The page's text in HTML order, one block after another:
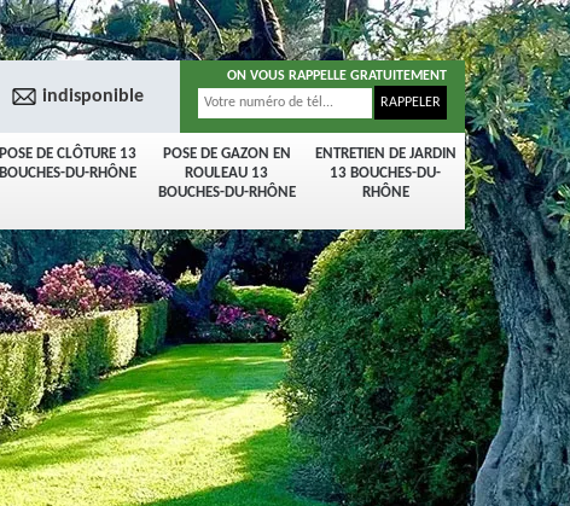
POSE DE CLÔTURE 13
BOUCHES-DU-RHÔNE
POSE DE GAZON EN
ROULEAU 13
BOUCHES-DU-RHÔNE
ENTRETIEN DE JARDIN
13 BOUCHES-DU-
RHÔNE
indisponible
ON VOUS RAPPELLE GRATUITEMENT